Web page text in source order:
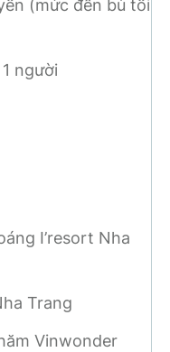
(mức đền bù tối
người
I’resort Nha
Trang
Vinwonder